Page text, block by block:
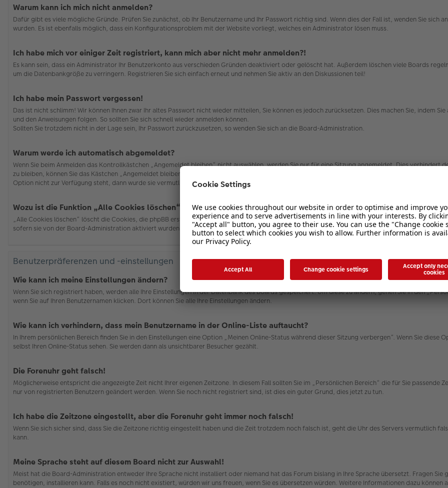
Warum kann ich mich nicht anmelden?
Dafür gibt es viele mögliche Gründe. Prüfen Sie zunächst, ob Ihr Benutzername und Ihr Passwort richtig sind. Wenn dies der Fall ist, wenden Sie sich
wurden. Es ist ebenfalls möglich, dass ein Konfigurationsproblem mit der Website vorliegt, welches ein Administrator lösen muss.
Ich habe mich vor einiger Zeit registriert, kann mich aber nicht mehr anmelden?!
Es kann sein, dass ein Administrator Ihr Benutzerkonto aus verschieden Gründen deaktiviert oder gelöscht hat. Außerdem löschen viele Boards
um die Datenbankgröße zu verringern. Registrieren Sie sich einfach erneut und nehmen Sie aktiv an den Diskussionen teil!
Ich habe mein Passwort vergessen!
Das ist nicht schlimm! Wir können Ihnen zwar Ihr altes Passwort nicht wieder mitteilen, Sie können es jedoch zurücksetzen. Dies machen Sie, indem
und den Anweisungen folgen. So sollten Sie sich schnell wieder anmelden können.
Sollten Sie trotzdem nicht in der Lage sein, Ihr Passwort zurückzusetzen, so wenden Sie sich an die Board-Administration.
Warum werde ich automatisch abgemeldet?
Wenn Sie beim Anmelden das Kontrollkästchen „Angemeldet bleiben“ nicht auswählen, werden Sie nur für eine Sitzung angemeldet. Dies
zu bleiben, können Sie das Kästchen „Angemeldet bleiben“ beim Anmelden auswählen. Dies ist nicht empfehlenswert, wenn Sie sich an einem
Option nicht zur Verfügung steht, dann wurde sie vermutlich von der Board-Administration ausgeschaltet.
Wozu ist die Funktion „Alle Cookies löschen“?
„Alle Cookies löschen“ löscht die Cookies, die phpBB erstellt hat und die dafür sorgen, dass Sie im Forum angemeldet bleiben. Außerdem
sofern sie von der Board-Administration aktiviert wurden. Wenn Sie Probleme bei der An- oder Abmeldung haben, kann es helfen, wenn Sie die
Benutzerpräferenzen und -einstellungen
Wie kann ich meine Einstellungen ändern?
Wenn Sie sich registriert haben, werden alle Ihre Einstellungen in der Datenbank des Boards gespeichert. Um diese zu ändern, gehen Sie in den
wenn Sie auf Ihren Benutzernamen klicken. Dort können Sie alle Ihre Einstellungen ändern.
Wie kann ich verhindern, dass mein Benutzername in der Online-Liste auftaucht?
In Ihrem persönlichen Bereich finden Sie in den Einstellungen eine Option „Meinen Online-Status während dieser Sitzung verbergen“. Wenn Sie
selbst Ihren Online-Status sehen. Sie werden dann als unsichtbarer Besucher gezählt.
Die Forenuhr geht falsch!
Möglicherweise entspricht die angezeigte Zeit nicht Ihrer eigenen Zeitzone. In diesem Fall sollten Sie im „Persönlichen Bereich“ die für Sie
nur von registrierten Benutzern geändert werden. Wenn Sie noch nicht registriert sind, ist dies ein guter Grund, dies jetzt zu tun.
Ich habe die Zeitzone eingestellt, aber die Forenuhr geht immer noch falsch!
Wenn Sie sich sicher sind, dass Sie die Zeitzone richtig eingestellt haben und die Zeit trotzdem noch falsch ist, geht die Uhr des Servers vermutlich
kann.
Meine Sprache steht auf diesem Board nicht zur Auswahl!
Meist hat die Board-Administration entweder Ihre Sprache nicht installiert oder niemand hat das Forum bislang in Ihre Sprache übersetzt. Fragen
benötigen, installieren kann. Falls es noch nicht existiert, würden wir uns freuen, wenn Sie es übersetzen würden. Weitere Informationen dazu können